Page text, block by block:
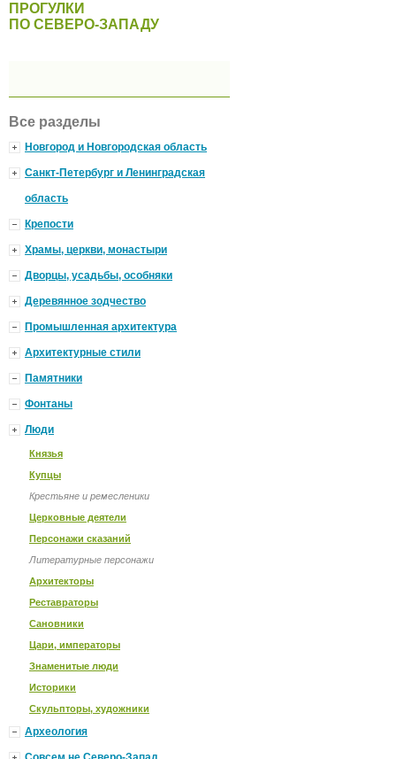
ПРОГУЛКИ
ПО СЕВЕРО-ЗАПАДУ
Все разделы
Новгород и Новгородская область
Санкт-Петербург и Ленинградская
область
Крепости
Храмы, церкви, монастыри
Дворцы, усадьбы, особняки
Деревянное зодчество
Промышленная архитектура
Архитектурные стили
Памятники
Фонтаны
Люди
Князья
Купцы
Крестьяне и ремесленики
Церковные деятели
Персонажи сказаний
Литературные персонажи
Архитекторы
Реставраторы
Сановники
Цари, императоры
Знаменитые люди
Историки
Скульпторы, художники
Археология